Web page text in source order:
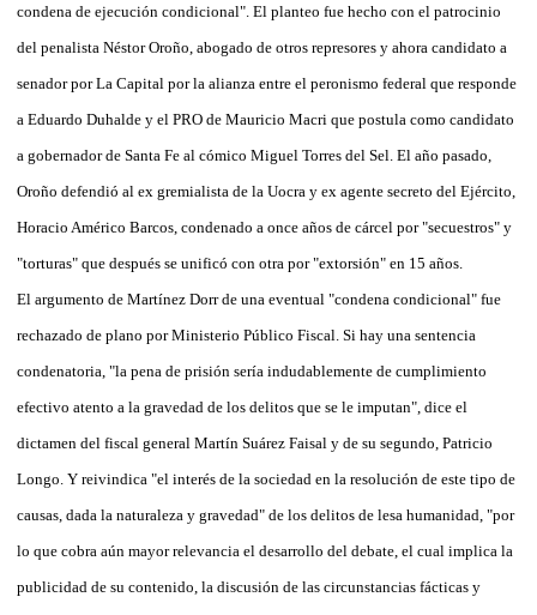
condena de ejecución condicional". El planteo fue hecho con el patrocinio
del penalista Néstor Oroño, abogado de otros represores y ahora candidato a
senador por La Capital por la alianza entre el peronismo federal que responde
a Eduardo Duhalde y el PRO de Mauricio Macri que postula como candidato
a gobernador de Santa Fe al cómico Miguel Torres del Sel. El año pasado,
Oroño defendió al ex gremialista de la Uocra y ex agente secreto del Ejército,
Horacio Américo Barcos, condenado a once años de cárcel por "secuestros" y
"torturas" que después se unificó con otra por "extorsión" en 15 años.
El argumento de Martínez Dorr de una eventual "condena condicional" fue
rechazado de plano por Ministerio Público Fiscal. Si hay una sentencia
condenatoria, "la pena de prisión sería indudablemente de cumplimiento
efectivo atento a la gravedad de los delitos que se le imputan", dice el
dictamen del fiscal general Martín Suárez Faisal y de su segundo, Patricio
Longo. Y reivindica "el interés de la sociedad en la resolución de este tipo de
causas, dada la naturaleza y gravedad" de los delitos de lesa humanidad, "por
lo que cobra aún mayor relevancia el desarrollo del debate, el cual implica la
publicidad de su contenido, la discusión de las circunstancias fácticas y